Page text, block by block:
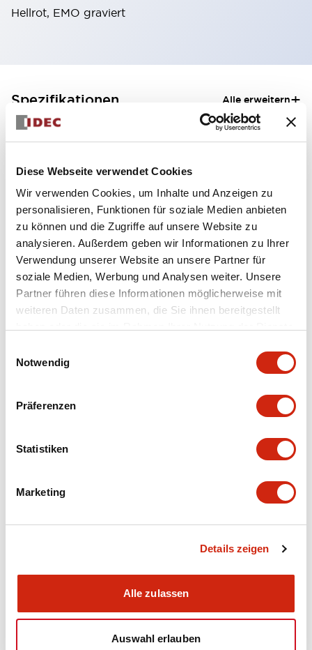
Diese Webseite verwendet Cookies
Wir verwenden Cookies, um Inhalte und Anzeigen zu
personalisieren, Funktionen für soziale Medien anbieten
zu können und die Zugriffe auf unsere Website zu
analysieren. Außerdem geben wir Informationen zu Ihrer
Verwendung unserer Website an unsere Partner für
soziale Medien, Werbung und Analysen weiter. Unsere
Partner führen diese Informationen möglicherweise mit
weiteren Daten zusammen, die Sie ihnen bereitgestellt
Notwendig
Präferenzen
Statistiken
Marketing
Details zeigen
Alle zulassen
Auswahl erlauben
Hellrot, EMO graviert
Spezifikationen Alle erweitern+
Aesthetic Specifications
Mechanical Specifications
Dokumente und Dateien
Kataloge & Broschüren Bedienungsanleitung
SAPEN01A-D005D058-X.pdf
04/09/2025
X Series Datasheet
.PDF9.26MB